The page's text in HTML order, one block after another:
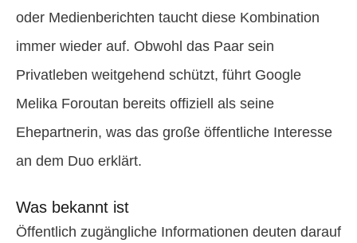
oder Medienberichten taucht diese Kombination
immer wieder auf. Obwohl das Paar sein
Privatleben weitgehend schützt, führt Google
Melika Foroutan bereits offiziell als seine
Ehepartnerin, was das große öffentliche Interesse
an dem Duo erklärt.
Was bekannt ist
Öffentlich zugängliche Informationen deuten darauf